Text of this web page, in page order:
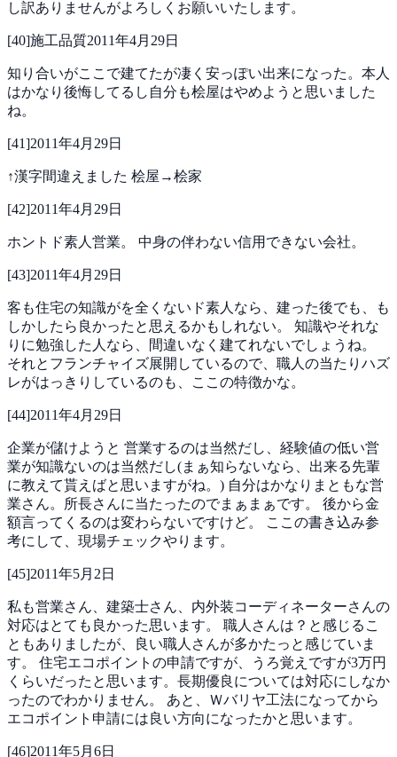
し訳ありませんがよろしくお願いいたします。
[40]施工品質2011年4月29日
知り合いがここで建てたが凄く安っぽい出来になった。本人
はかなり後悔してるし自分も桧屋はやめようと思いました
ね。
[41]2011年4月29日
↑漢字間違えました 桧屋→桧家
[42]2011年4月29日
ホントド素人営業。 中身の伴わない信用できない会社。
[43]2011年4月29日
客も住宅の知識がを全くないド素人なら、建った後でも、も
しかしたら良かったと思えるかもしれない。 知識やそれな
りに勉強した人なら、間違いなく建てれないでしょうね。
それとフランチャイズ展開しているので、職人の当たりハズ
レがはっきりしているのも、ここの特徴かな。
[44]2011年4月29日
企業が儲けようと 営業するのは当然だし、経験値の低い営
業が知識ないのは当然だし(まぁ知らないなら、出来る先輩
に教えて貰えばと思いますがね。) 自分はかなりまともな営
業さん。所長さんに当たったのでまぁまぁです。 後から金
額言ってくるのは変わらないですけど。
ここの書き込み参
考にして、現場チェックやります。
[45]2011年5月2日
私も営業さん、建築士さん、内外装コーディネーターさんの
対応はとても良かった思います。 職人さんは？と感じるこ
ともありましたが、良い職人さんが多かたっと感じていま
す。 住宅エコポイントの申請ですが、うろ覚えですが3万円
くらいだったと思います。長期優良については対応にしなか
ったのでわかりません。 あと、Ｗバリヤ工法になってから
エコポイント申請には良い方向になったかと思います。
[46]2011年5月6日